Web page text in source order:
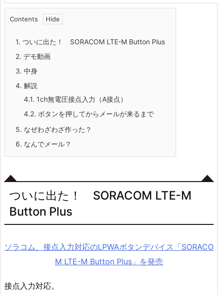
Contents
1. ついに出た！ SORACOM LTE-M Button Plus
2. デモ動画
3. 中身
4. 解説
4.1. 1ch無電圧接点入力（A接点）
4.2. ボタンを押してからメールが来るまで
5. なぜわざわざ作った？
6. なんでメール？
ついに出た！ SORACOM LTE-M
Button Plus
ソラコム、接点入力対応のLPWAボタンデバイス「SORACO
M LTE-M Button Plus」を発売
接点入力対応。